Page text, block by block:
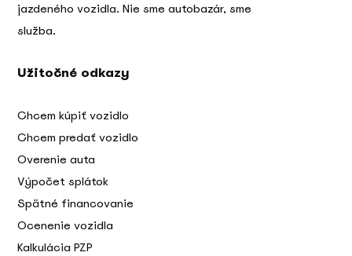
jazdeného vozidla. Nie sme autobazár, sme
služba.
Užitočné odkazy
Chcem kúpiť vozidlo
Chcem predať vozidlo
Overenie auta
Výpočet splátok
Spätné financovanie
Ocenenie vozidla
Kalkulácia PZP